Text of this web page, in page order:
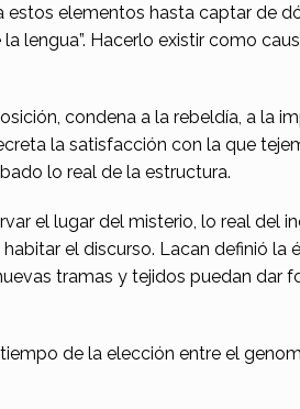
estos elementos hasta captar de
lengua”. Hacerlo existir como
condena a la rebeldía, a la
la satisfacción con la que
lo real de la estructura.
el lugar del misterio, lo real del
el discurso. Lacan definió la
tramas y tejidos puedan dar
de la elección entre el